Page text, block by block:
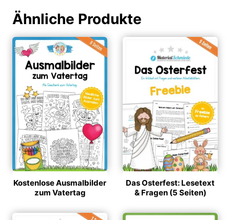
Ähnliche Produkte
Kostenlose Ausmalbilder
zum Vatertag
Das Osterfest: Lesetext
& Fragen (5 Seiten)